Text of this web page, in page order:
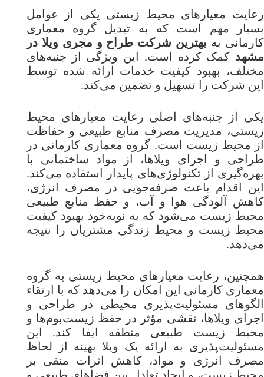
رعایت معیارهای محیط زیستی یکی از عوامل
بسیار مهم است که به تبدیل گروه معماری
کارمانی به بهترین شرکت طراح و مجری ویلا در
مشهد کمک کرده است. این ویژگی از جنبه‌های
مختلف، بهبود کیفیت خدمات ارائه شده توسط
این شرکت را تسهیل و تضمین می‌کند.
یکی از جنبه‌های اصلی رعایت معیارهای محیط
زیستی، مدیریت مصرف منابع طبیعی و حفاظت
از محیط زیست است. گروه معماری کارمانی در
طراحی و اجرای ویلاها، از مواد ساختمانی با
بهره‌گیری از تکنولوژی‌های پایدار استفاده می‌کند.
این اقدام باعث صرفه‌جویی در مصرف انرژی،
کاهش آلودگی هوا و آب، و حفظ منابع طبیعی
محیط زیست می‌شود که به نوبه‌خود بهبود کیفیت
محیط زیست و محیط زندگی مشتریان را نتیجه
می‌دهد.
همچنین، رعایت معیارهای محیط زیستی به گروه
معماری کارمانی این امکان را می‌دهد که با ارتقاء
الگوهای مسئولیت‌پذیری محیطی در طراحی و
اجرای ویلاها، نقشی مؤثر در حفظ زیست‌بوم‌ها و
محیط زیست طبیعی منطقه ایفا کند. این
مسئولیت‌پذیری به ارائه یک ویلا بهینه از لحاظ
مصرف انرژی و مواد، کاهش اثرات منفی بر